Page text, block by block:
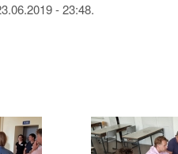
- 23:48.